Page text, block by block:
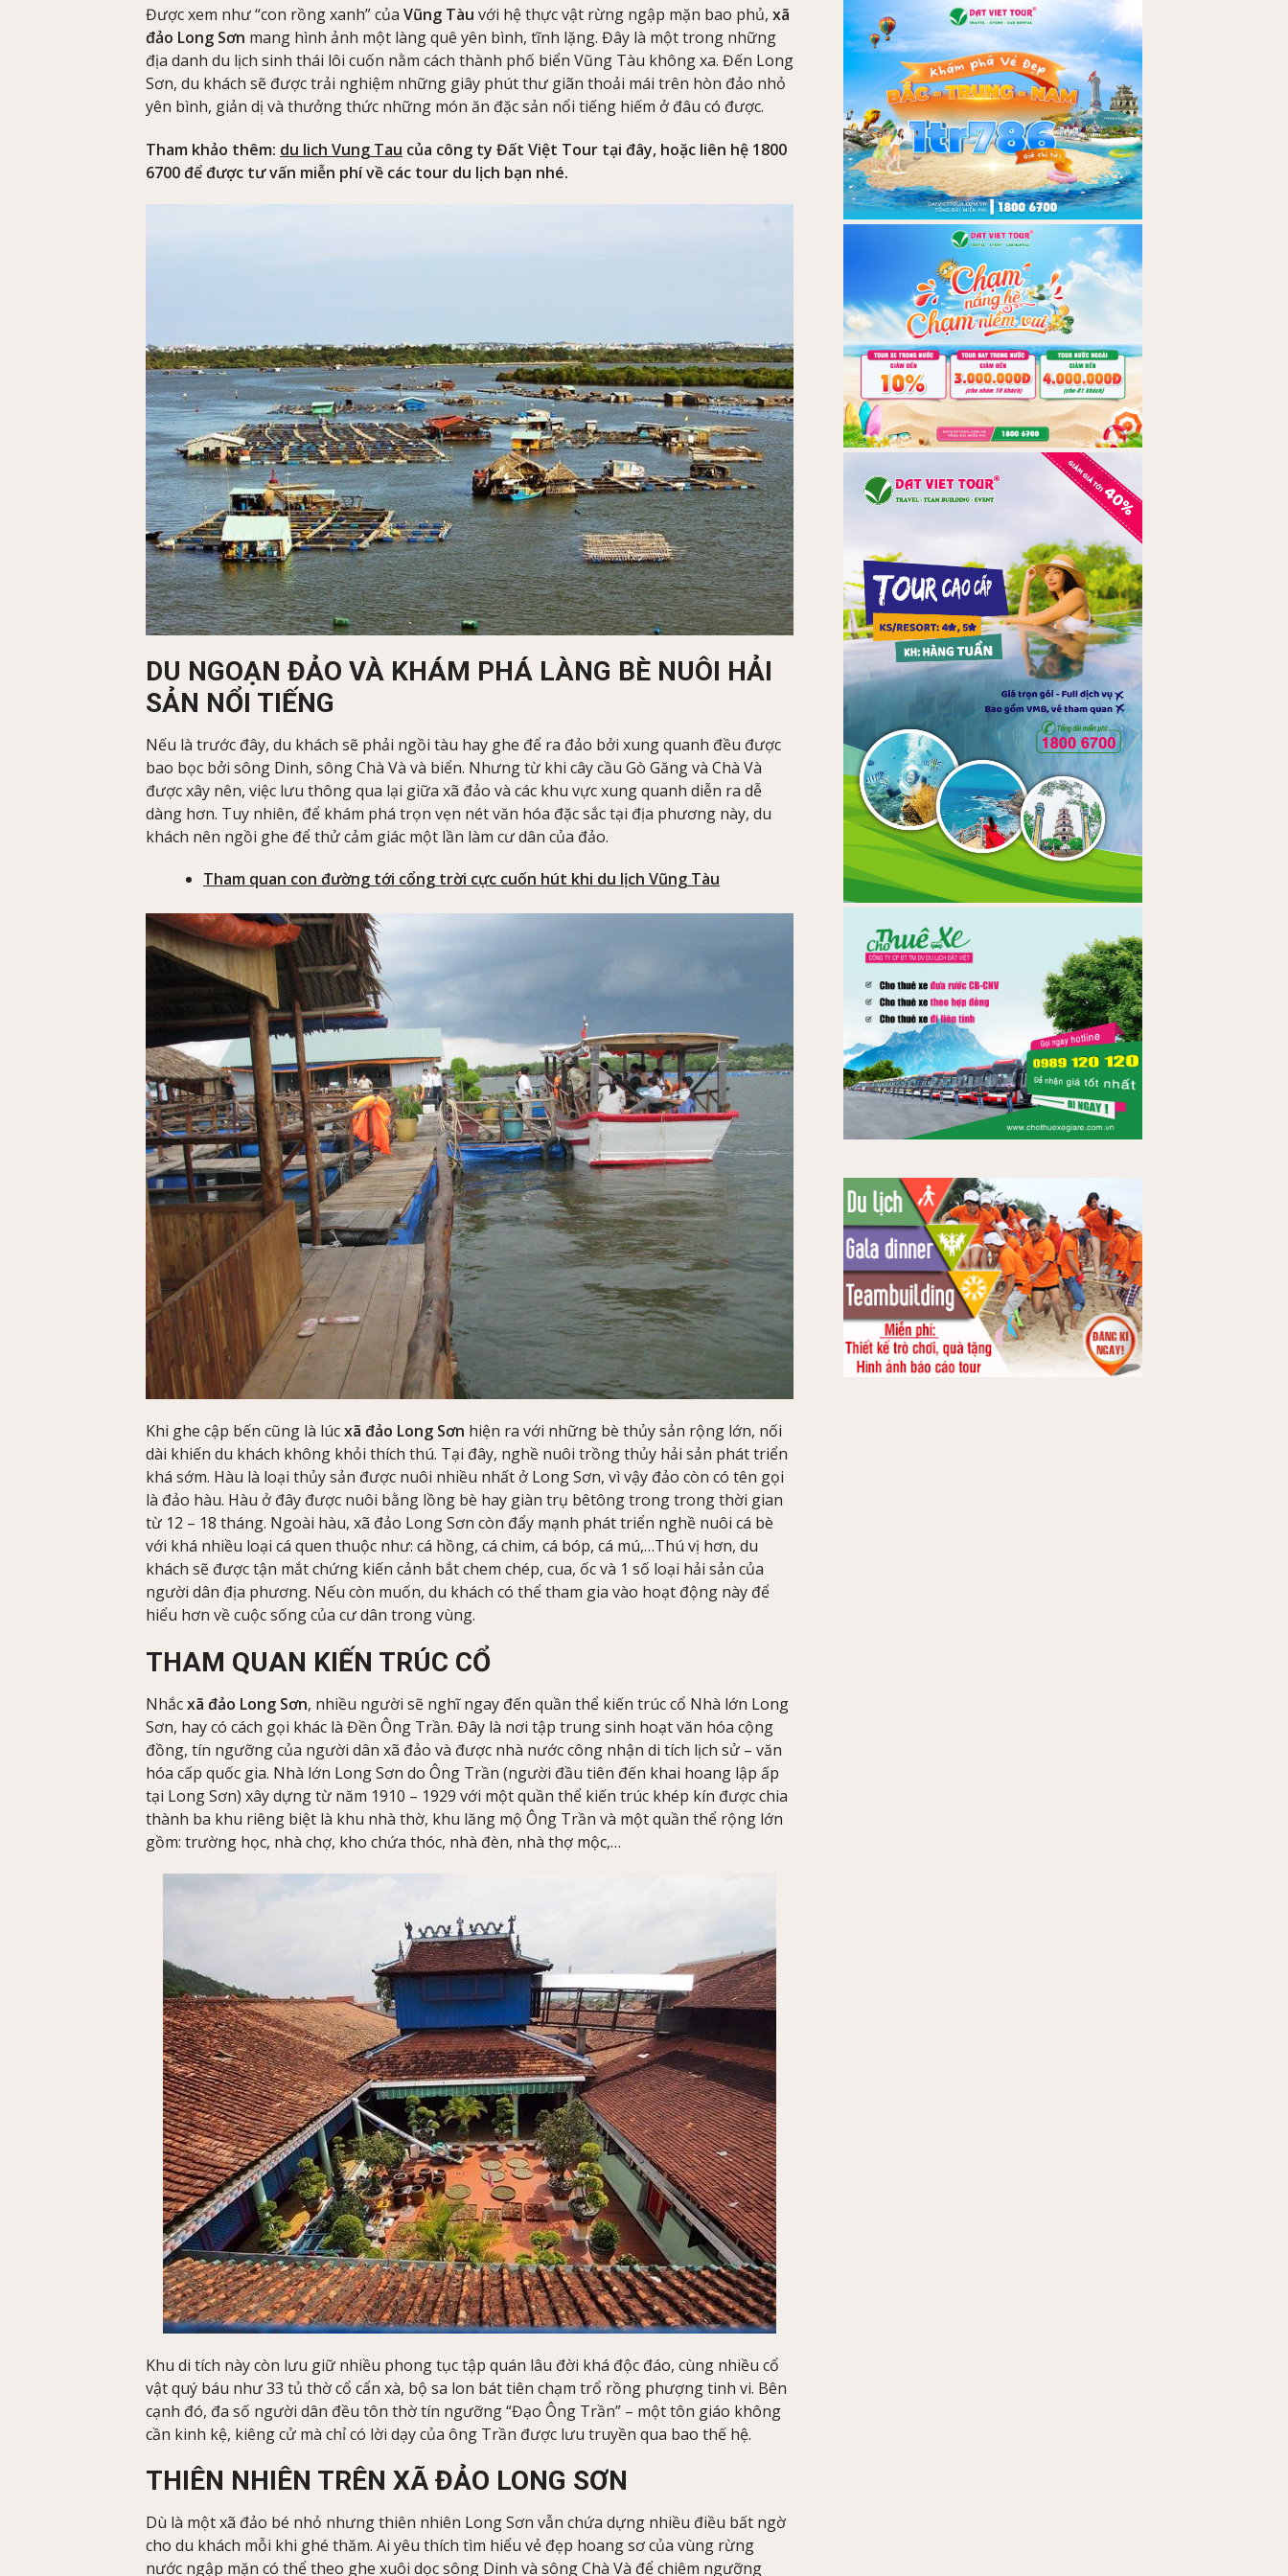
Được xem như “con rồng xanh” của Vũng Tàu với hệ thực vật rừng ngập mặn bao phủ, xã
đảo Long Sơn mang hình ảnh một làng quê yên bình, tĩnh lặng. Đây là một trong những
địa danh du lịch sinh thái lôi cuốn nằm cách thành phố biển Vũng Tàu không xa. Đến Long
Sơn, du khách sẽ được trải nghiệm những giây phút thư giãn thoải mái trên hòn đảo nhỏ
yên bình, giản dị và thưởng thức những món ăn đặc sản nổi tiếng hiếm ở đâu có được.
Tham khảo thêm: du lich Vung Tau của công ty Đất Việt Tour tại đây, hoặc liên hệ 1800
6700 để được tư vấn miễn phí về các tour du lịch bạn nhé.
DU NGOẠN ĐẢO VÀ KHÁM PHÁ LÀNG BÈ NUÔI HẢI
SẢN NỔI TIẾNG
Nếu là trước đây, du khách sẽ phải ngồi tàu hay ghe để ra đảo bởi xung quanh đều được
bao bọc bởi sông Dinh, sông Chà Và và biển. Nhưng từ khi cây cầu Gò Găng và Chà Và
được xây nên, việc lưu thông qua lại giữa xã đảo và các khu vực xung quanh diễn ra dễ
dàng hơn. Tuy nhiên, để khám phá trọn vẹn nét văn hóa đặc sắc tại địa phương này, du
khách nên ngồi ghe để thử cảm giác một lần làm cư dân của đảo.
Tham quan con đường tới cổng trời cực cuốn hút khi du lịch Vũng Tàu
Khi ghe cập bến cũng là lúcxã đảo Long Sơn hiện ra với những bè thủy sản rộng lớn, nối
dài khiến du khách không khỏi thích thú. Tại đây, nghề nuôi trồng thủy hải sản phát triển
khá sớm. Hàu là loại thủy sản được nuôi nhiều nhất ở Long Sơn, vì vậy đảo còn có tên gọi
là đảo hàu. Hàu ở đây được nuôi bằng lồng bè hay giàn trụ bêtông trong trong thời gian
từ 12 – 18 tháng. Ngoài hàu, xã đảo Long Sơn còn đẩy mạnh phát triển nghề nuôi cá bè
với khá nhiều loại cá quen thuộc như: cá hồng, cá chim, cá bóp, cá mú,…Thú vị hơn, du
khách sẽ được tận mắt chứng kiến cảnh bắt chem chép, cua, ốc và 1 số loại hải sản của
người dân địa phương. Nếu còn muốn, du khách có thể tham gia vào hoạt động này để
hiểu hơn về cuộc sống của cư dân trong vùng.
THAM QUAN KIẾN TRÚC CỔ
Nhắcxã đảo Long Sơn, nhiều người sẽ nghĩ ngay đến quần thể kiến trúc cổ Nhà lớn Long
Sơn, hay có cách gọi khác là Đền Ông Trần. Đây là nơi tập trung sinh hoạt văn hóa cộng
đồng, tín ngưỡng của người dân xã đảo và được nhà nước công nhận di tích lịch sử – văn
hóa cấp quốc gia. Nhà lớn Long Sơn do Ông Trần (người đầu tiên đến khai hoang lập ấp
tại Long Sơn) xây dựng từ năm 1910 – 1929 với một quần thể kiến trúc khép kín được chia
thành ba khu riêng biệt là khu nhà thờ, khu lăng mộ Ông Trần và một quần thể rộng lớn
gồm: trường học, nhà chợ, kho chứa thóc, nhà đèn, nhà thợ mộc,…
Khu di tích này còn lưu giữ nhiều phong tục tập quán lâu đời khá độc đáo, cùng nhiều cổ
vật quý báu như 33 tủ thờ cổ cẩn xà, bộ sa lon bát tiên chạm trổ rồng phượng tinh vi. Bên
cạnh đó, đa số người dân đều tôn thờ tín ngưỡng “Đạo Ông Trần” – một tôn giáo không
cần kinh kệ, kiêng cử mà chỉ có lời dạy của ông Trần được lưu truyền qua bao thế hệ.
THIÊN NHIÊN TRÊN XÃ ĐẢO LONG SƠN
Dù là một xã đảo bé nhỏ nhưng thiên nhiên Long Sơn vẫn chứa dựng nhiều điều bất ngờ
cho du khách mỗi khi ghé thăm. Ai yêu thích tìm hiểu vẻ đẹp hoang sơ của vùng rừng
nước ngập mặn có thể theo ghe xuôi dọc sông Dinh và sông Chà Và để chiêm ngưỡng